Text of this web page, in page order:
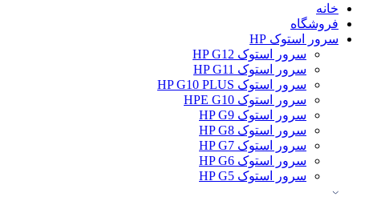
خانه
فروشگاه
سرور استوک HP
سرور استوک HP G12
سرور استوک HP G11
سرور استوک HP G10 PLUS
سرور استوک HPE G10
سرور استوک HP G9
سرور استوک HP G8
سرور استوک HP G7
سرور استوک HP G6
سرور استوک HP G5